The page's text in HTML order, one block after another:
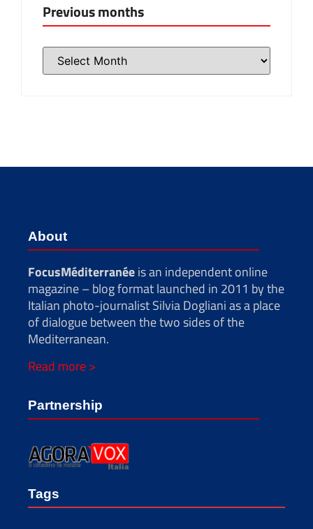
Previous months
About
FocusMéditerranéeis an independent online
magazine – blog format launched in 2011 by the
Italian photo-journalist Silvia Dogliani as a place
of dialogue between the two sides of the
Mediterranean.
Read more >
Partnership
Tags